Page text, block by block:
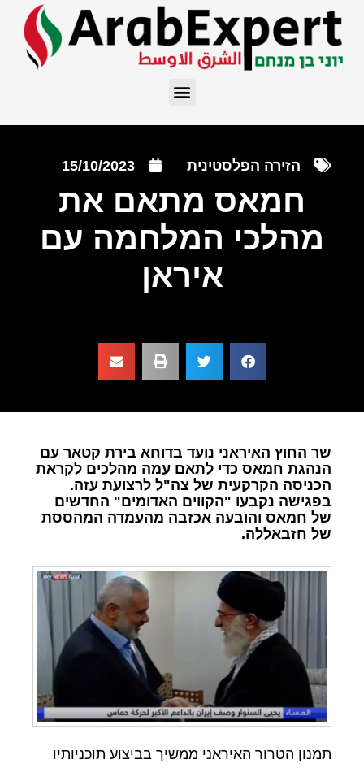
הזירה הפלסטינית 15/10/2023
חמאס מתאם את
מהלכי המלחמה עם
איראן
שר החוץ האיראני נועד בדוחא בירת קטאר עם
הנהגת חמאס כדי לתאם עמה מהלכים לקראת
הכניסה הקרקעית של צה"ל לרצועת עזה.
בפגישה נקבעו "הקווים האדומים" החדשים
של חמאס והובעה אכזבה מהעמדה המהססת
של חזבאללה.
תמנון הטרור האיראני ממשיך בביצוע תוכניותיו